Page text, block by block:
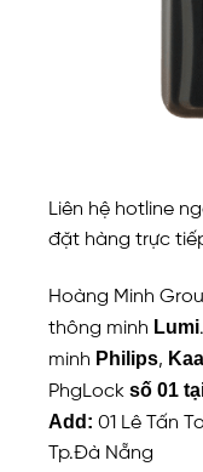
Liên hệ hotline
đặt hàng trực
Hoàng Minh
thông minh Lumi
minh Philips,
PhgLock số 01
Add: 01 Lê Tấn
Tp.Đà Nẵng